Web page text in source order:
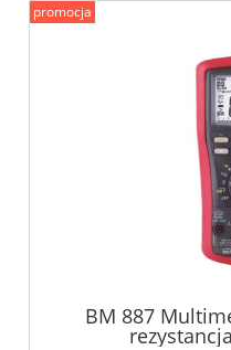
BM 887
promocja